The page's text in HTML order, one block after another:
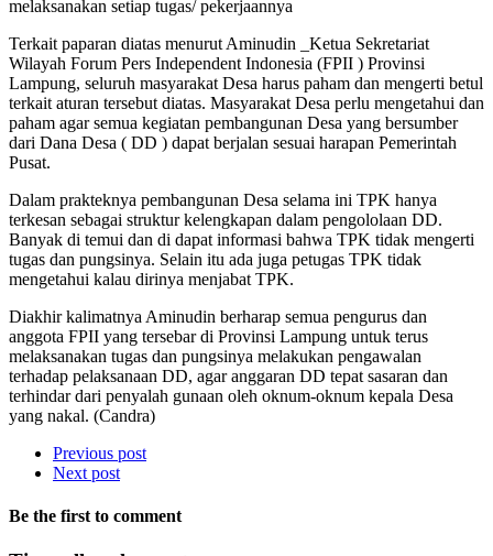
melaksanakan setiap tugas/ pekerjaannya
Terkait paparan diatas menurut Aminudin _Ketua Sekretariat
Wilayah Forum Pers Independent Indonesia (FPII ) Provinsi
Lampung, seluruh masyarakat Desa harus paham dan mengerti betul
terkait aturan tersebut diatas. Masyarakat Desa perlu mengetahui dan
paham agar semua kegiatan pembangunan Desa yang bersumber
dari Dana Desa ( DD ) dapat berjalan sesuai harapan Pemerintah
Pusat.
Dalam prakteknya pembangunan Desa selama ini TPK hanya
terkesan sebagai struktur kelengkapan dalam pengololaan DD.
Banyak di temui dan di dapat informasi bahwa TPK tidak mengerti
tugas dan pungsinya. Selain itu ada juga petugas TPK tidak
mengetahui kalau dirinya menjabat TPK.
Diakhir kalimatnya Aminudin berharap semua pengurus dan
anggota FPII yang tersebar di Provinsi Lampung untuk terus
melaksanakan tugas dan pungsinya melakukan pengawalan
terhadap pelaksanaan DD, agar anggaran DD tepat sasaran dan
terhindar dari penyalah gunaan oleh oknum-oknum kepala Desa
yang nakal. (Candra)
Previous post
Next post
Be the first to comment